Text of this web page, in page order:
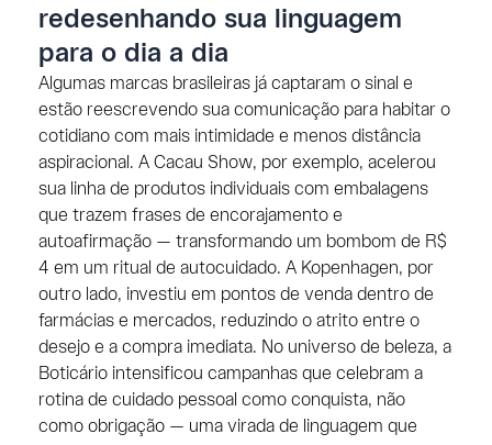
redesenhando sua linguagem
para o dia a dia
Algumas marcas brasileiras já captaram o sinal e
estão reescrevendo sua comunicação para habitar o
cotidiano com mais intimidade e menos distância
aspiracional. A Cacau Show, por exemplo, acelerou
sua linha de produtos individuais com embalagens
que trazem frases de encorajamento e
autoafirmação — transformando um bombom de R$
4 em um ritual de autocuidado. A Kopenhagen, por
outro lado, investiu em pontos de venda dentro de
farmácias e mercados, reduzindo o atrito entre o
desejo e a compra imediata. No universo de beleza, a
Boticário intensificou campanhas que celebram a
rotina de cuidado pessoal como conquista, não
como obrigação — uma virada de linguagem que